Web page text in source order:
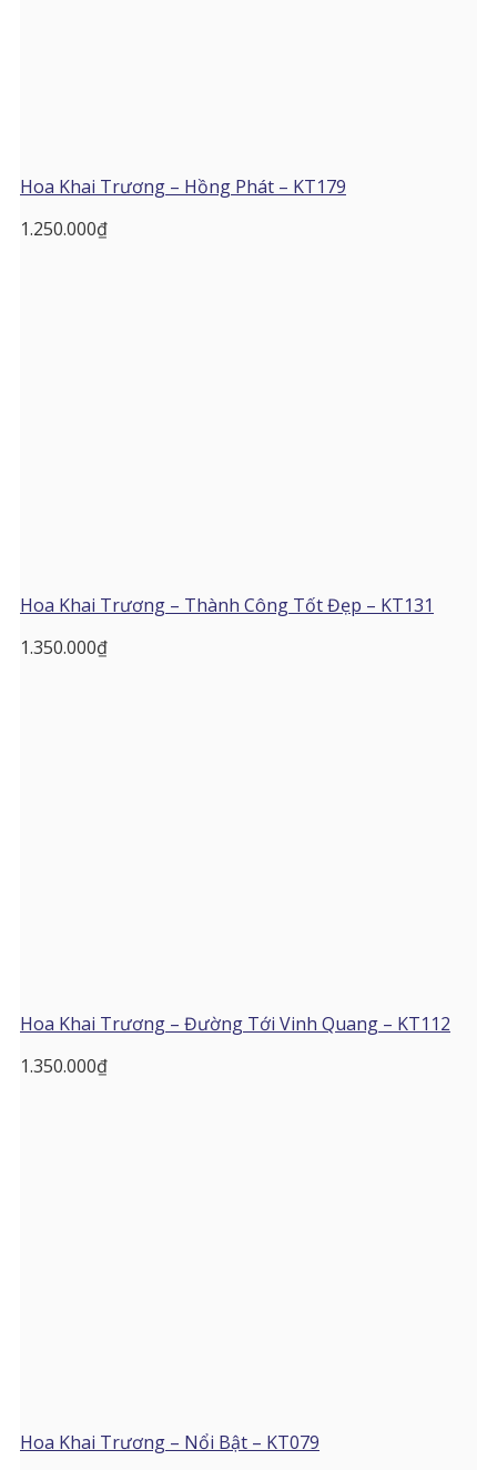
Hoa Khai Trương – Hồng Phát – KT179
1.250.000₫
Hoa Khai Trương – Thành Công Tốt Đẹp – KT131
1.350.000₫
Hoa Khai Trương – Đường Tới Vinh Quang – KT112
1.350.000₫
Hoa Khai Trương – Nổi Bật – KT079